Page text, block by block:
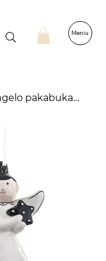
Meniu
Kalėdų eglutės žaisliukas "Angelo pakabukas"